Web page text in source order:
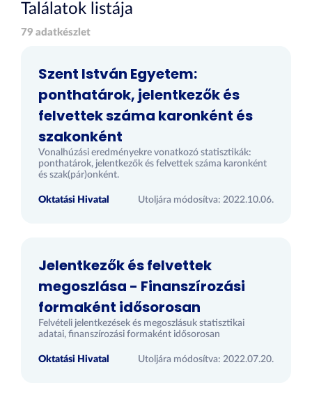
Találatok listája
79 adatkészlet
Szent István Egyetem:
ponthatárok, jelentkezők és
felvettek száma karonként és
szakonként
Vonalhúzási eredményekre vonatkozó statisztikák:
ponthatárok, jelentkezők és felvettek száma karonként
és szak(pár)onként.
Oktatási Hivatal Utoljára módosítva: 2022.10.06.
Jelentkezők és felvettek
megoszlása - Finanszírozási
formaként idősorosan
Felvételi jelentkezések és megoszlásuk statisztikai
adatai, finanszírozási formaként idősorosan
Oktatási Hivatal Utoljára módosítva: 2022.07.20.